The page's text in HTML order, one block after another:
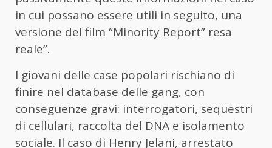
in cui possano essere utili in seguito, una
versione del film “Minority Report” resa
reale”.
I giovani delle case popolari rischiano di
finire nel database delle gang, con
conseguenze gravi: interrogatori, sequestri
di cellulari, raccolta del DNA e isolamento
sociale. Il caso di Henry Jelani, arrestato